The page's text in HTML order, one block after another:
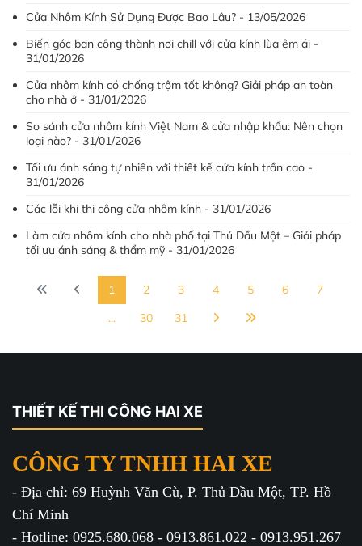
Cửa Nhôm Kính Sử Dụng Được Bao Lâu? - 13/05/2026
Biến góc ban công thành nơi chill với cửa kính lùa êm ái -
31/01/2026
Cửa nhôm kính có chống trộm tốt không? Giải pháp an toàn
cho nhà ở - 31/01/2026
So sánh cửa nhôm kính Việt Nam & cửa nhập khẩu: Nên chọn
loại nào? - 31/01/2026
Tối ưu ánh sáng tự nhiên với thiết kế cửa kính trần cao -
31/01/2026
Các lỗi khi thi công cửa nhôm kính - 31/01/2026
Làm cửa nhôm kính cho nhà phố tại Thủ Dầu Một – Giải pháp
tối ưu ánh sáng & thẩm mỹ - 31/01/2026
1 2 3 4 5 6
7
...
30 31
THIẾT KẾ THI CÔNG HAI XE
CÔNG TY TNHH HAI XE
- Địa chỉ: 69 Huỳnh Văn Cù, P. Thủ Dầu Một, TP. Hồ
Chí Minh
- Hotline: 0925.680.068 - 0913.861.022 - 0913.951.267